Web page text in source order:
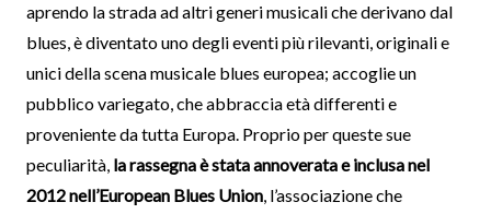
aprendo la strada ad altri generi musicali che derivano dal
blues, è diventato uno degli eventi più rilevanti, originali e
unici della scena musicale blues europea; accoglie un
pubblico variegato, che abbraccia età differenti e
proveniente da tutta Europa. Proprio per queste sue
peculiarità, la rassegna è stata annoverata e inclusa nel
2012 nell’European Blues Union, l’associazione che